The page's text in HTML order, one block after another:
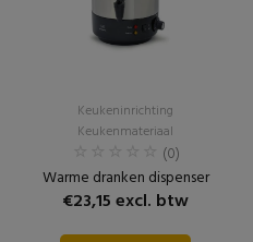
Keukeninrichting
Keukenmateriaal
(0)
Warme dranken dispenser
€23,15 excl. btw